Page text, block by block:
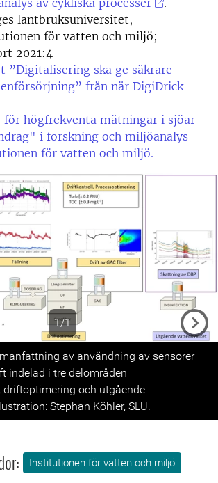
av cykliska processer
.
lantbruksuniversitet,
för vatten och miljö;
2021:4
”Digitalisering ska ge säkrare
från när DigiDrick
för högfrekventa mätningar i sjöar
i forskning och miljöanalys
för vatten och miljö.
1/1
av användning av sensorer
indelad i tre delområden
driftoptimering och utgående
Stephan Köhler, SLU.
Institutionen för vatten och miljö